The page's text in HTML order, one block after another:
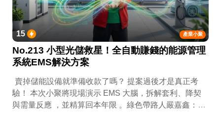
產業小聚
15
No.213 小型光儲救星！全自動賺錢的能源管理
系統EMS解決方案
賣掉儲能設備就準備收款了嗎？ 提案過後才是真正考
驗！ 本次小聚將現場演示 EMS 大腦，拆解套利、降契
與需量反應 ，並精算回本年限 。綠色帶路人嚴嘉鑫：